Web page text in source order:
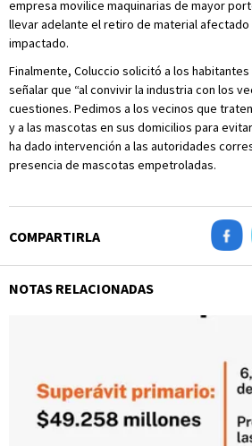
empresa movilice maquinarias de mayor
llevar adelante el retiro de material afectado
impactado.
Finalmente, Coluccio solicitó a los
señalar que “al convivir la industria con los
cuestiones. Pedimos a los vecinos que
y a las mascotas en sus domicilios para
ha dado intervención a las autoridades
presencia de mascotas empetroladas.
COMPARTIRLA
NOTAS RELACIONADAS